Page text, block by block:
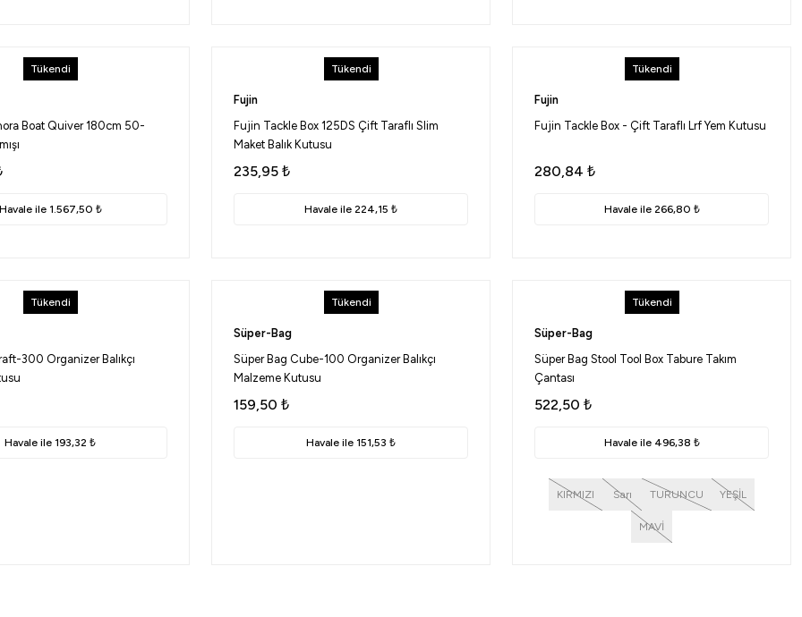
Tükendi
Boat Quiver 180cm 50-
Havale ile 1.567,50 ₺
Tükendi
Fujin
Fujin Tackle Box 125DS Çift Taraflı Slim
Maket Balık Kutusu
235,95 ₺
Havale ile 224,15 ₺
Tükendi
Fujin
Fujin Tackle Box - Çift Taraflı Lrf Yem Kutusu
280,84 ₺
Havale ile 266,80 ₺
Tükendi
300 Organizer Balıkçı
Havale ile 193,32 ₺
Tükendi
Süper-Bag
Süper Bag Cube-100 Organizer Balıkçı
Malzeme Kutusu
159,50 ₺
Havale ile 151,53 ₺
Tükendi
Süper-Bag
Süper Bag Stool Tool Box Tabure Takım
Çantası
522,50 ₺
Havale ile 496,38 ₺
KIRMIZI Sarı TURUNCU YEŞİL
MAVİ